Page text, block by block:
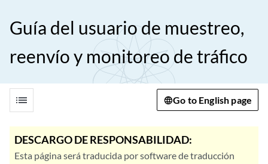
Guía del usuario de muestreo,
reenvío y monitoreo de tráfico
list Go to English page
DESCARGO DE RESPONSABILIDAD:
Esta página será traducida por software de traducción